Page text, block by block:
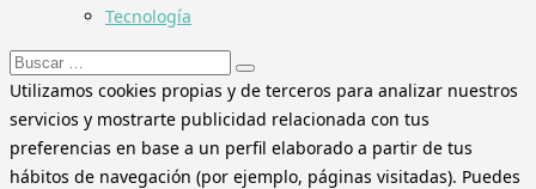
Tecnología
Buscar:
Utilizamos cookies propias y de terceros para analizar nuestros
servicios y mostrarte publicidad relacionada con tus
preferencias en base a un perfil elaborado a partir de tus
hábitos de navegación (por ejemplo, páginas visitadas). Puedes